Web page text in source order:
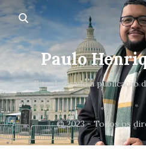
Paulo
Site dedicado a publicação
© 2023 - Todos os